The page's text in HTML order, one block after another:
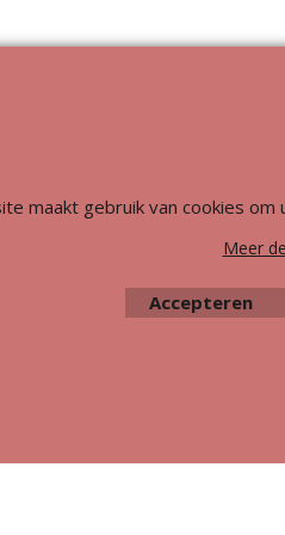
maakt gebruik van cookies
Meer
Accepteren